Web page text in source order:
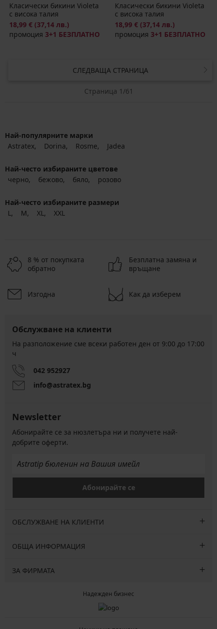
Класически бикини Violeta
с висока талия
18,99 € (37,14 лв.)
промоция 3+1 БЕЗПЛАТНО
Класически бикини Violeta
с висока талия
18,99 € (37,14 лв.)
промоция 3+1 БЕЗПЛАТНО
СЛЕДВАЩА СТРАНИЦА
Страница 1/61
Най-популярните марки
Astratex
Dorina Rosme Jadea
Най-често избираните цветове
черно
бежово бяло розово
Най-често избираните размери
L
M XL XXL
8 % от покупката
обратно
Безплатна замяна и
връщане
Изгодна Как да изберем
Обслужване на клиенти
На разположение сме всеки работен ден от 9:00 до 17:00
ч
042 952927
info@astratex.bg
Newsletter
Абонирайте се за нюзлетъра ни и получете най-
добрите оферти.
Абонирайте се
ОБСЛУЖВАНЕ НА КЛИЕНТИ
ОБЩА ИНФОРМАЦИЯ
ЗА ФИРМАТА
Надежден бизнес